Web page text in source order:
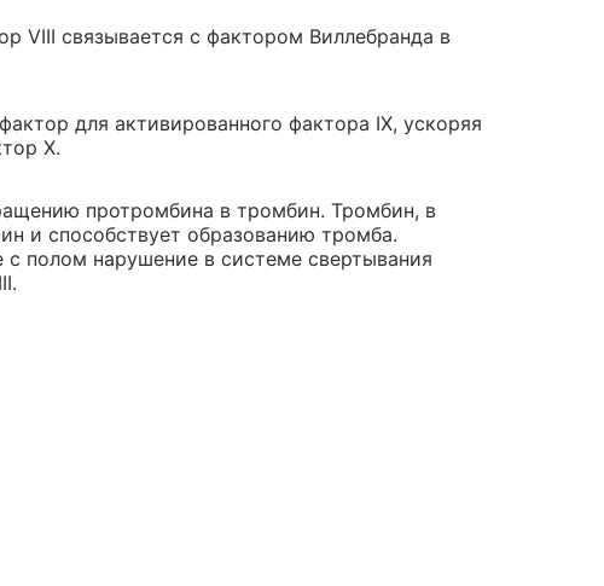
VIII связывается с фактором Виллебранда в
для активированного фактора IX, ускоряя
X.
протромбина в тромбин. Тромбин, в
и способствует образованию тромба.
полом нарушение в системе свертывания